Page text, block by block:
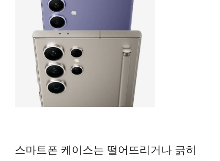
스마트폰 케이스는 떨어뜨리거나 긁히